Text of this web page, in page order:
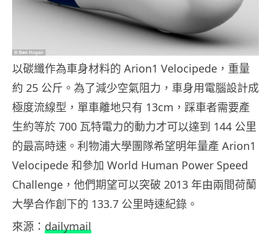
以碳纖作為車身材料的 Arion1 Velocipede，重量
約 25 公斤。為了減少空氣阻力，車身用電腦設計成
極度流線型，單車離地只有 13cm，踩車者需要產
生約等於 700 瓦特電力的動力才可以達到 144 公里
的最高時速。利物浦大學團隊希望明年量產 Arion1
Velocipede 和參加 World Human Power Speed
Challenge，他們期望可以突破 2013 年由兩間荷蘭
大學合作創下的 133.7 公里時速紀錄。
來源： dailymail